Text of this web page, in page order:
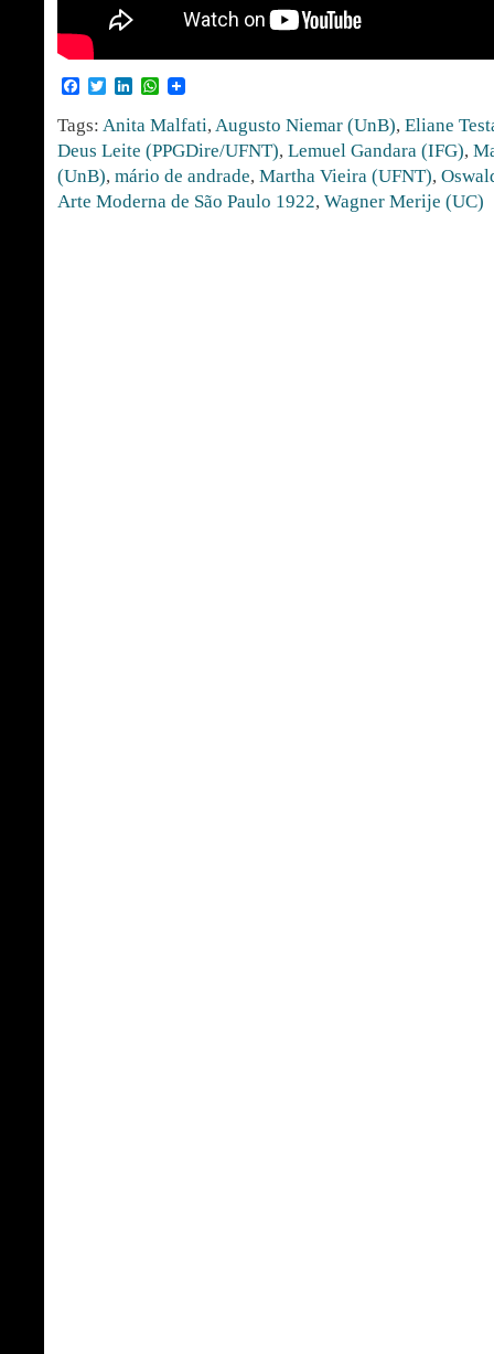
Facebook
TwitterLinkedInWhatsApp
Tags: Anita Malfati, Augusto Niemar (UnB), Eliane
Deus Leite (PPGDire/UFNT), Lemuel Gandara (IFG),
(UnB), mário de andrade, Martha Vieira (UFNT),
Arte Moderna de São Paulo 1922, Wagner Merije (UC)